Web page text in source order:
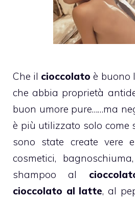
Che il cioccolato è buono
che abbia proprietà
buon umore pure……ma
è più utilizzato solo come
sono state create vere
cosmetici,
shampoo al
cioccolato al latte, al